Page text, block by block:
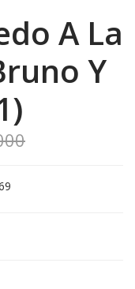
A La
Y